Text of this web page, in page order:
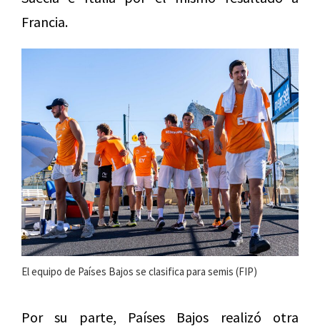
Francia.
El equipo de Países Bajos se clasifica para semis (FIP)
Por su parte, Países Bajos realizó otra